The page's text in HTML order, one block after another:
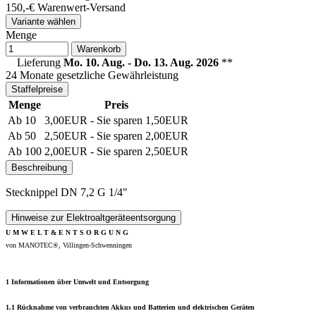
150,-€ Warenwert-Versand
Variante wählen
Menge
Warenkorb
Lieferung Mo. 10. Aug. - Do. 13. Aug. 2026 **
24 Monate gesetzliche Gewährleistung
Staffelpreise
Menge
Preis
Ab 10
3,00EUR - Sie sparen 1,50EUR
Ab 50
2,50EUR - Sie sparen 2,00EUR
Ab 100 2,00EUR - Sie sparen 2,50EUR
Beschreibung
Stecknippel DN 7,2 G 1/4"
Hinweise zur Elektroaltgeräteentsorgung
U M W E L T & E N T S O R G U N G
von MANOTEC®, Villingen-Schwenningen
1 Informationen über Umwelt und Entsorgung
1.1 Rücknahme von verbrauchten Akkus und Batterien und elektrischen Geräten